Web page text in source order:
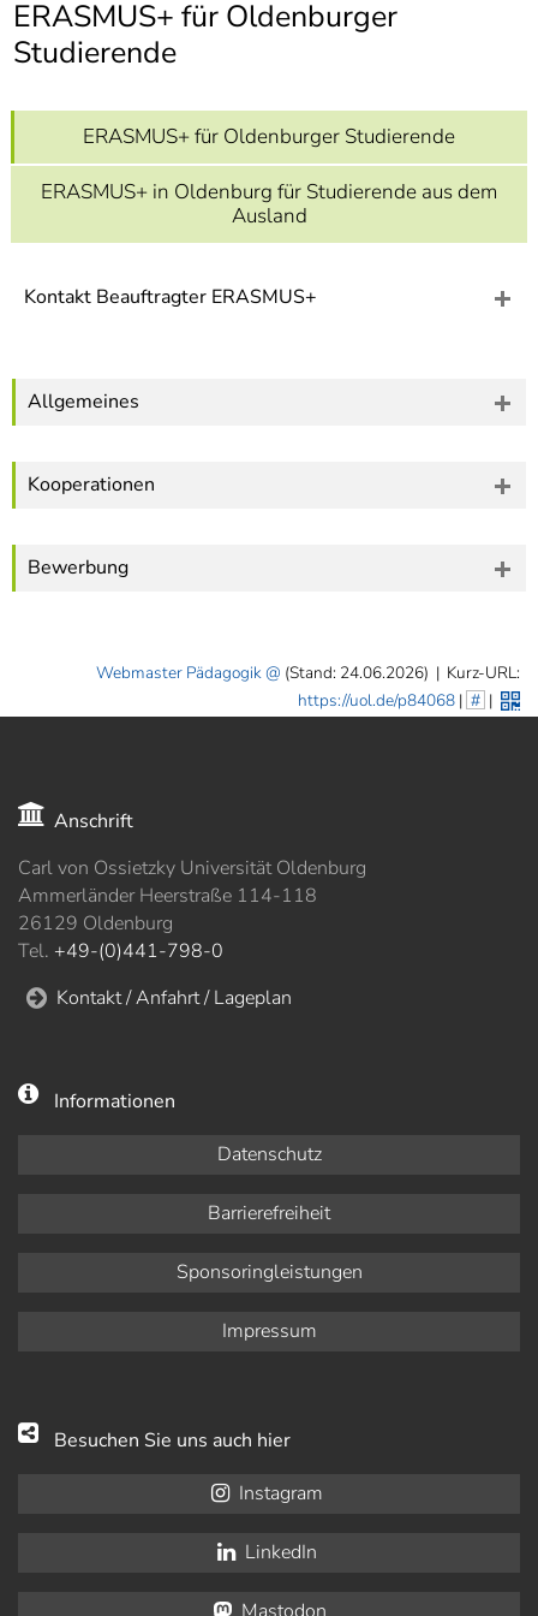
7]
Informationen zur
ERASMUS+ für Oldenburger
Studierende
ERASMUS+ für Oldenburger Studierende
ERASMUS+ in Oldenburg für Studierende aus dem
Ausland
Kontakt Beauftragter ERASMUS+
Allgemeines
Kooperationen
Bewerbung
Webmaster Pädagogik (Stand: 24.06.2026) | Kurz-URL:
https://uol.de/p84068| # |
Anschrift
Carl von Ossietzky Universität Oldenburg
Ammerländer Heerstraße 114-118
26129 Oldenburg
Tel. +49-(0)441-798-0
Kontakt / Anfahrt / Lageplan
Informationen
Datenschutz
Barrierefreiheit
Sponsoringleistungen
Impressum
Besuchen Sie uns auch hier
Instagram
LinkedIn